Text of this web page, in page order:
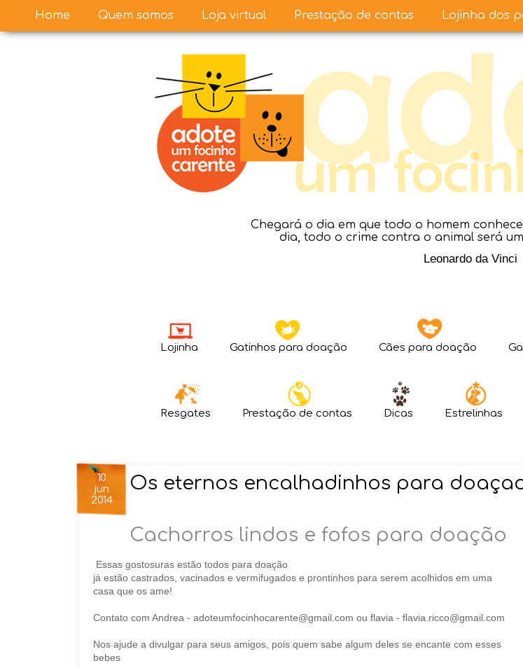
Chegará o dia em que todo o homem
dia, todo o crime contra o animal será
Leonardo da Vinci
Lojinha Gatinhos para doação Cães para doação
Resgates Prestação de contas Dicas Estrelinhas
10
jun
2014
Os eternos encalhadinhos para
Cachorros lindos e fofos para doação
Essas gostosuras estão todos para doação
já estão castrados, vacinados e vermifugados e prontinhos para serem acolhidos em uma
casa que os ame!
Contato com Andrea - adoteumfocinhocarente@gmail.com ou flavia - flavia.ricco@gmail.com
Nos ajude a divulgar para seus amigos, pois quem sabe algum deles se encante com esses
bebes
Home Quem somos Loja virtual Prestação de contas Lojinha dos